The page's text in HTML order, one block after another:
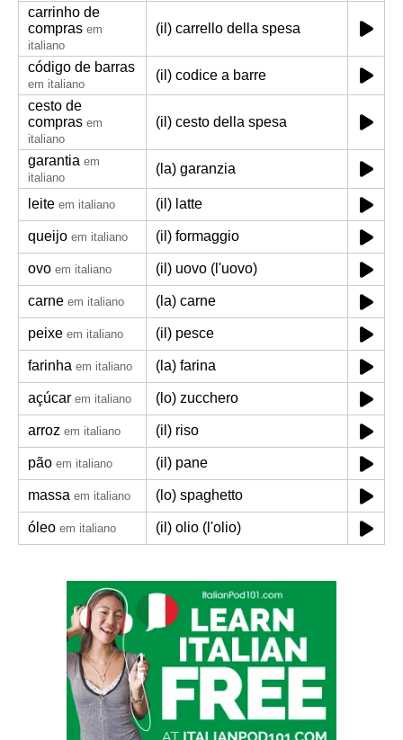
carrinho de
compras em
italiano
(il) carrello della spesa
código de barras
em italiano
(il) codice a barre
cesto de
compras em
italiano
(il) cesto della spesa
garantia em
italiano
(la) garanzia
leite em italiano (il) latte
queijo em italiano (il) formaggio
ovo em italiano (il) uovo (l'uovo)
carne em italiano (la) carne
peixe em italiano (il) pesce
farinha em italiano (la) farina
açúcar em italiano (lo) zucchero
arroz em italiano (il) riso
pão em italiano (il) pane
massa em italiano (lo) spaghetto
óleo em italiano (il) olio (l'olio)